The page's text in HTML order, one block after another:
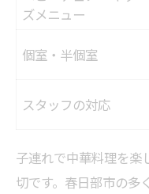
ズメニュー
個室・半個室
スタッフの対応
子連れで中華料理を楽
切です。春日部市の多